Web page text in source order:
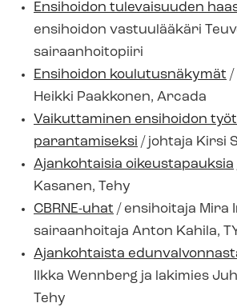
Ensihoidon tulevaisuuden
ensihoidon vastuulääkäri
sairaanhoitopiiri
Ensihoidon koulutusnäkymät /
Heikki Paakkonen, Arcada
Vaikuttaminen ensihoidon
parantamiseksi / johtaja Kirsi
Ajankohtaisia oikeustapauksia
Kasanen, Tehy
CBRNE-uhat / ensihoitaja Mira
sairaanhoitaja Anton Kahila,
Ajankohtaista
Ilkka Wennberg ja lakimies
Tehy